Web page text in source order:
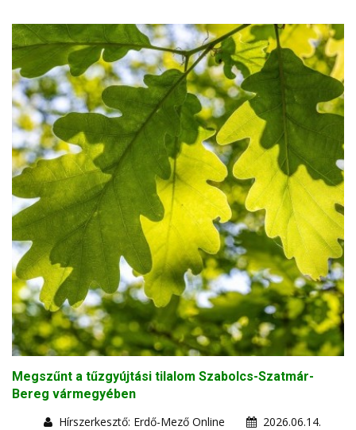
Megszűnt a tűzgyújtási tilalom Szabolcs-Szatmár-
Bereg vármegyében
Hírszerkesztő: Erdő-Mező Online
2026.06.14.